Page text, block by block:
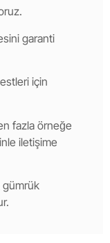
garanti
için
fazla örneğe
iletişime
gümrük